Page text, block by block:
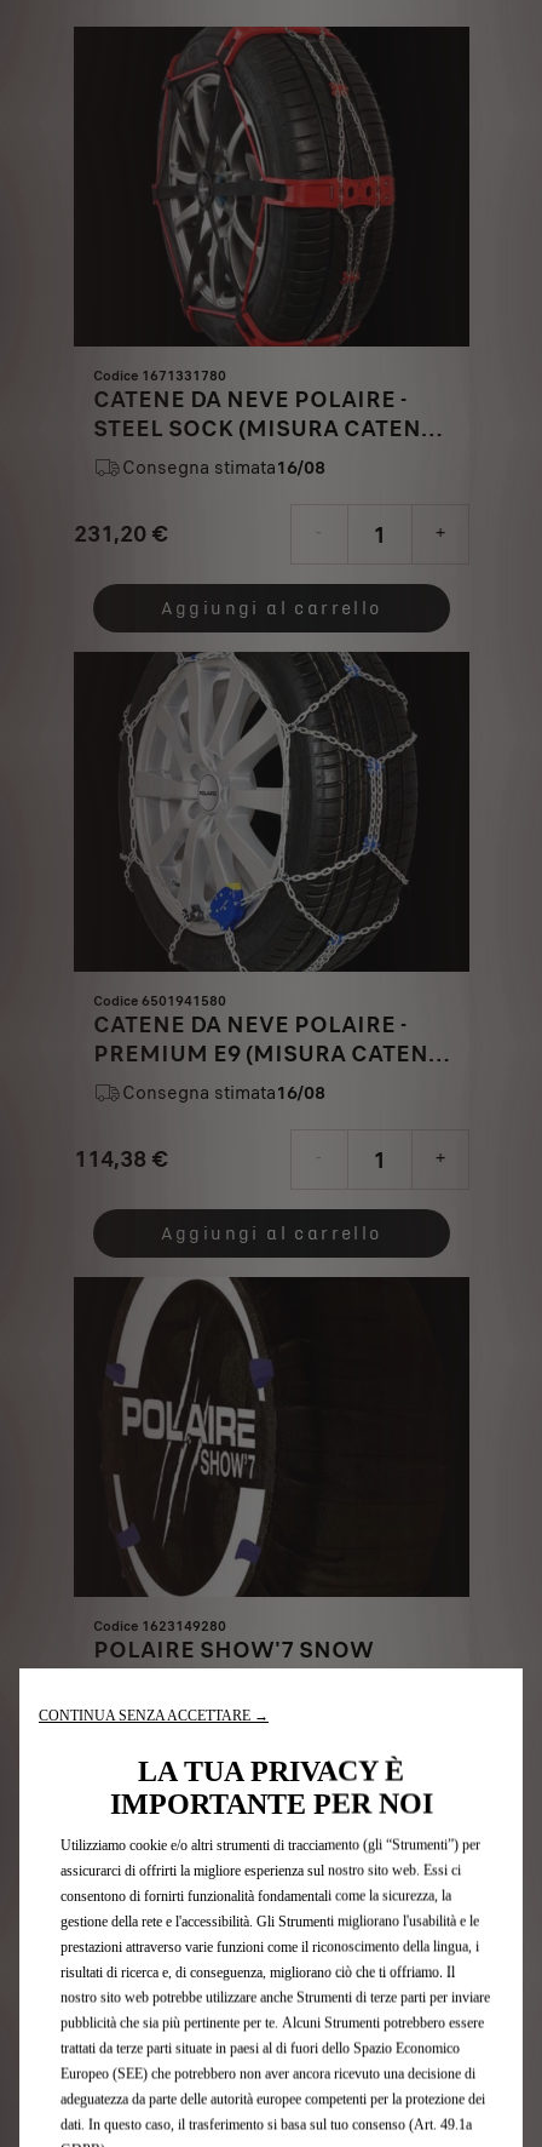
Codice 1671331780
CATENE DA NEVE POLAIRE -
STEEL SOCK (MISURA CATENA
0112-PSSA)
Consegna stimata16/08
231,20 €
Price
231,20
- +
Quantity
updated
Aggiungi al carrello
Codice 6501941580
CATENE DA NEVE POLAIRE -
PREMIUM E9 (MISURA CATENA
120)Consegna stimata16/08
114,38 €
Price
114,38
- +
Quantity
updated
Aggiungi al carrello
Codice 1623149280
POLAIRE SHOW'7 SNOW
SOCKS (MISURA S83)
Consegna stimata
€
is
88,30
€
-
updated
to:
1
Aggiungi al carrello
CONTINUA SENZA ACCETTARE →
LA TUA PRIVACY È
IMPORTANTE PER NOI
Utilizziamo cookie e/o altri strumenti di tracciamento (gli “Strumenti”) per
assicurarci di offrirti la migliore esperienza sul nostro sito web. Essi ci
consentono di fornirti funzionalità fondamentali come la sicurezza, la
gestione della rete e l'accessibilità. Gli Strumenti migliorano l'usabilità e le
prestazioni attraverso varie funzioni come il riconoscimento della lingua, i
risultati di ricerca e, di conseguenza, migliorano ciò che ti offriamo. Il
nostro sito web potrebbe utilizzare anche Strumenti di terze parti per inviare
pubblicità che sia più pertinente per te. Alcuni Strumenti potrebbero essere
trattati da terze parti situate in paesi al di fuori dello Spazio Economico
Europeo (SEE) che potrebbero non aver ancora ricevuto una decisione di
adeguatezza da parte delle autorità europee competenti per la protezione dei
dati. In questo caso, il trasferimento si basa sul tuo consenso (Art. 49.1a